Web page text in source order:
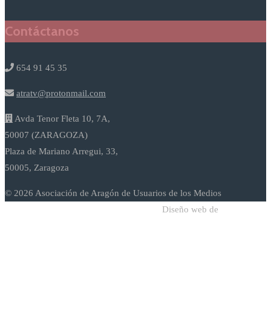
Contáctanos
654 91 45 35
atratv@protonmail.com
Avda Tenor Fleta 10, 7A,
50007 (ZARAGOZA)
Plaza de Mariano Arregui, 33,
50005, Zaragoza
© 2026 Asociación de Aragón de Usuarios de los Medios
Diseño web de